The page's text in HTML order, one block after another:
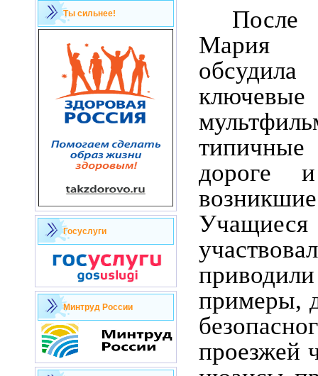
Ты сильнее!
Госуслуги
Минтруд России
Мария
дороге
примеры,
проезжей